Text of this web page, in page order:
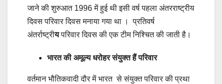
जाने की शुरुआत 1996 में हुई थी इसी वर्ष पहला अंतरराष्ट्रीय
दिवस परिवार दिवस मनाया गया था । प्रतिवर्ष
अंतर्राष्ट्रीयपरिवार दिवस की एक टीम निश्चित की जाती है।
भारत की अमूल्य धरोहर संयुक्त हैं परिवार
वर्तमान भौतिकवादी दौर में भारत से संयुक्त परिवार की प्रथा